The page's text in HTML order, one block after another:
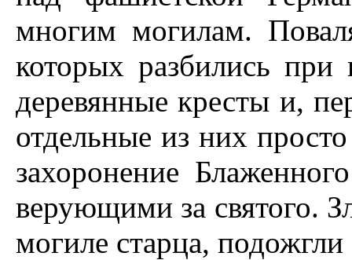
многим могилам.
которых разбились
деревянные кресты и,
отдельные из них
захоронение
верующими за святого.
могиле старца,